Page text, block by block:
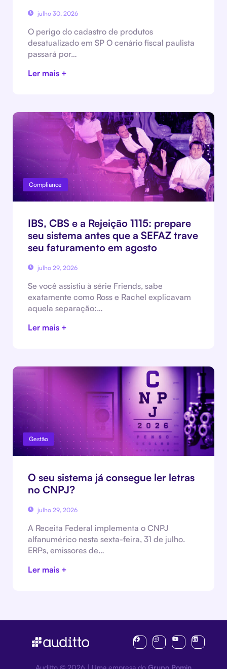
julho 30, 2026
O perigo do cadastro de produtos
desatualizado em SP O cenário fiscal paulista
passará por…
Ler mais +
Compliance
IBS, CBS e a Rejeição 1115: prepare
seu sistema antes que a SEFAZ trave
seu faturamento em agosto
julho 29, 2026
Se você assistiu à série Friends, sabe
exatamente como Ross e Rachel explicavam
aquela separação:…
Ler mais +
Gestão
O seu sistema já consegue ler letras
no CNPJ?
julho 29, 2026
A Receita Federal implementa o CNPJ
alfanumérico nesta sexta-feira, 31 de julho.
ERPs, emissores de…
Ler mais +
Auditto © 2026 | Uma empresa do Grupo Pomin